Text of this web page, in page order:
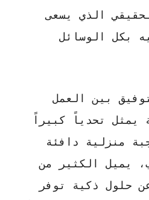
الذي يسعى
بكل الوسائل
بين العمل
يمثل تحدياً كبيراً
منزلية دافئة
يميل الكثير من
حلول ذكية توفر